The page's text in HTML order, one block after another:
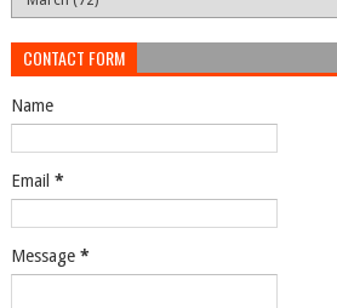
CONTACT FORM
Name
Email *
Message *